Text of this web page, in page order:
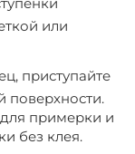
или
приступайте
поверхности.
примерки и
без клея.